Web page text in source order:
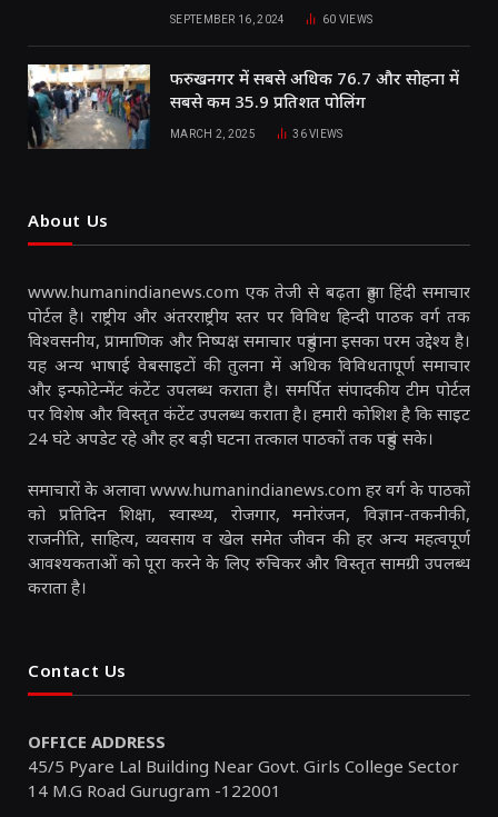
SEPTEMBER 16, 2024 60 VIEWS
फरुखनगर में सबसे अधिक 76.7 और सोहना में
सबसे कम 35.9 प्रतिशत पोलिंग
MARCH 2, 2025 36VIEWS
About Us
www.humanindianews.com एक तेजी से बढ़ता हुआ हिंदी समाचार
पोर्टल है। राष्ट्रीय और अंतरराष्ट्रीय स्तर पर विविध हिन्दी पाठक वर्ग तक
विश्वसनीय, प्रामाणिक और निष्पक्ष समाचार पहुंचाना इसका परम उद्देश्य है।
यह अन्य भाषाई वेबसाइटों की तुलना में अधिक विविधतापूर्ण समाचार
और इन्फोटेन्मेंट कंटेंट उपलब्ध कराता है। समर्पित संपादकीय टीम पोर्टल
पर विशेष और विस्तृत कंटेंट उपलब्ध कराता है। हमारी कोशिश है कि साइट
24 घंटे अपडेट रहे और हर बड़ी घटना तत्काल पाठकों तक पहुंच सके।
समाचारों के अलावा www.humanindianews.com हर वर्ग के पाठकों
को प्रतिदिन शिक्षा, स्वास्थ्य, रोजगार, मनोरंजन, विज्ञान-तकनीकी,
राजनीति, साहित्य, व्यवसाय व खेल समेत जीवन की हर अन्य महत्वपूर्ण
आवश्यकताओं को पूरा करने के लिए रुचिकर और विस्तृत सामग्री उपलब्ध
कराता है।
Contact Us
OFFICE ADDRESS
45/5 Pyare Lal Building Near Govt. Girls College Sector
14 M.G Road Gurugram -122001